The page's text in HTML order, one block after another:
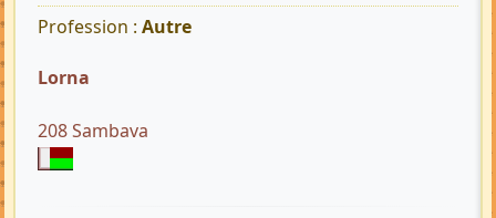
Profession : Autre
Lorna
208 Sambava